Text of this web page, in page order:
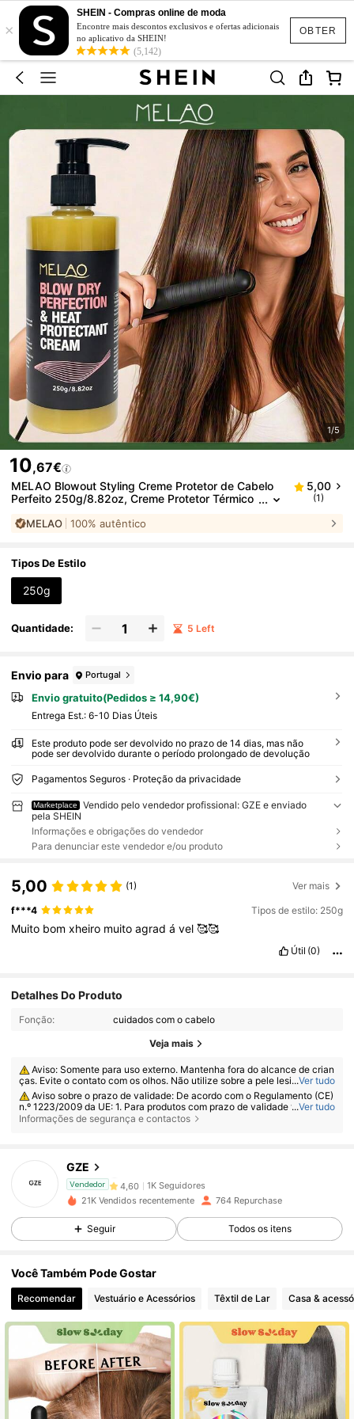
OBTER
×
SHEIN - Compras online de moda
Encontre mais descontos exclusivos e ofertas adicionais
no aplicativo da SHEIN!
(5,142)
1/5
10,67€
MELAO Blowout Styling Creme Protetor de Cabelo
Perfeito 250g/8.82oz, Creme Protetor Térmico
zz, Cabelo Suave, Previne Danos por Calor
5,00
(1)
MELAO 100% autêntico
Tipos De Estilo
250g
Quantidade: 5 Left
Envio para Portugal
Envio gratuito(Pedidos ≥ 14,90€)
Entrega Est.: 6-10 Dias Úteis
Este produto pode ser devolvido no prazo de 14 dias, mas não
pode ser devolvido durante o período prolongado de devolução
Pagamentos Seguros · Proteção da privacidade
Marketplace
Vendido pelo vendedor profissional: GZE e enviado
pela SHEIN
Informações e obrigações do vendedor
Para denunciar este vendedor e/ou produto
5,00 (1) Ver mais
f***4 Tipos de estilo: 250g
Muito bomxheiro muitoagradável🥰🥰
Útil (0)
Detalhes Do Produto
Fonção: cuidados com o cabelo
Veja mais
Aviso: Somente para uso externo. Mantenha fora do alcance de crian
ças. Evite o contato com os olhos. Não utilize sobre a pele lesionada ou
irritada. Suspenda o uso caso ocorra irritação.
...Ver tudo
Aviso sobre o prazo de validade: De acordo com o Regulamento (CE)
n.º 1223/2009 da UE: 1. Para produtos com prazo de validade total ≤ 30
meses: a data de validade será indicada por um símbolo de ampulheta
e frasco aberto + M, onde M representa meses. Nota: Produtos com em
balagens de uso único, produtos não abriveis e outros itens específicos
estão isentos da marcação PAO obrigatória. Consulte exclusivamente a
s marcações impressas na embalagem física do produto; interrompa o u
so imediatamente se ocorrer deterioração.
...Ver tudo
Informações de segurança e contactos
GZE
Vendedor 4,60 1K Seguidores
1K Seguidores
4,60 1K Seguidores
4,60 1K Seguidores
21K Vendidos recentemente 764 Repurchase
Seguir Todos os itens
Você Também Pode Gostar
Recomendar Vestuário e Acessórios Têxtil de Lar Casa &